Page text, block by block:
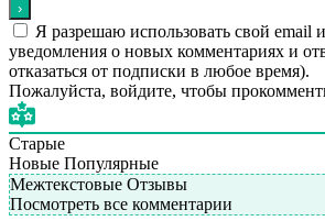
Я разрешаю использовать свой email
уведомления о новых комментариях и
отказаться от подписки в любое время).
Пожалуйста, войдите, чтобы
Старые
Новые Популярные
Межтекстовые Отзывы
Посмотреть все комментарии